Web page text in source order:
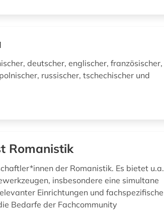
deutscher, englischer, französischer,
russischer, tschechischer und
Romanistik
der Romanistik. Es bietet u.a.
insbesondere eine simultane
Einrichtungen und fachspezifische
Bedarfe der Fachcommunity